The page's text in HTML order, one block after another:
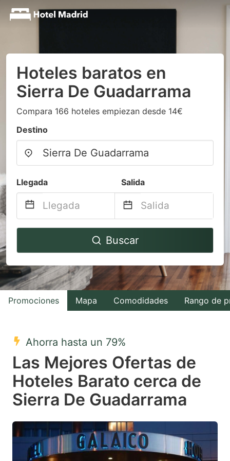
Hoteles baratos en
Sierra De Guadarrama
Compara 166 hoteles empiezan desde 14€
Destino
Llegada Salida
Navigate
to
interact
with
the
select
a
date.
Press
question
mark
key
Navigate
to
interact
with
the
a
date.
Press
mark
key
Buscar
Promociones Mapa Comodidades Rango de
Ahorra hasta un 79%
Las Mejores Ofertas de
Hoteles Barato cerca de
Sierra De Guadarrama